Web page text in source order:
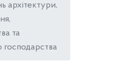
архітектури,
та
господарства